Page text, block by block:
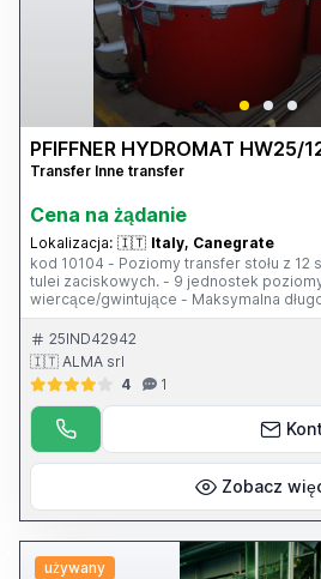
PFIFFNER HYDROMAT HW25/
Transfer Inne transfer
Cena na żądanie
Lokalizacja: 🇮🇹 Italy, Canegrate
kod 10104 - Poziomy transfer stołu z 12
tulei zaciskowych. - 9 jednostek
wiercące/gwintujące - Maksymalna
obrabianego: 100 mm. - Panel
+ zbiornik hydrauliczny - Transporter
typu W25 o maksymalnej średnicy 25
s. mm. 3300 - Maszyna częściowo
25IND42942
🇮🇹 ALMA srl
4
1
Zobacz
używany